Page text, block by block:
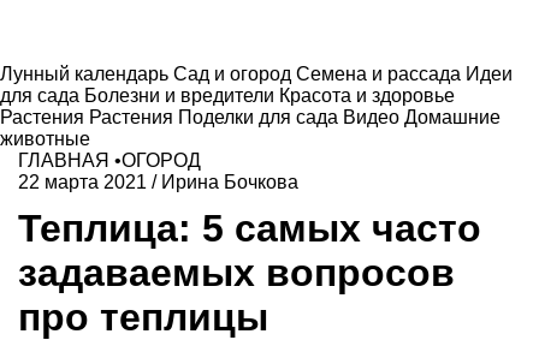
Лунный календарь Сад и огород Семена и рассада Идеи
для сада Болезни и вредители Красота и здоровье
Растения Растения Поделки для сада Видео Домашние
животные
ГЛАВНАЯ •ОГОРОД
22 марта 2021 / Ирина Бочкова
Теплица: 5 самых часто
задаваемых вопросов
про теплицы